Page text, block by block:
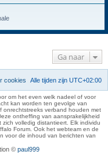
Ga naar
Alle tijden zijn UTC+02:00
cookies
om het even welk nadeel of voor
kan worden ten gevolge van
onrechtstreeks verband houden met
ontheffing van aansprakelijkheid
volledig distantieert. Elk individu
Forum. Ook het webteam en de
voor de inhoud van berichten van
© paul999